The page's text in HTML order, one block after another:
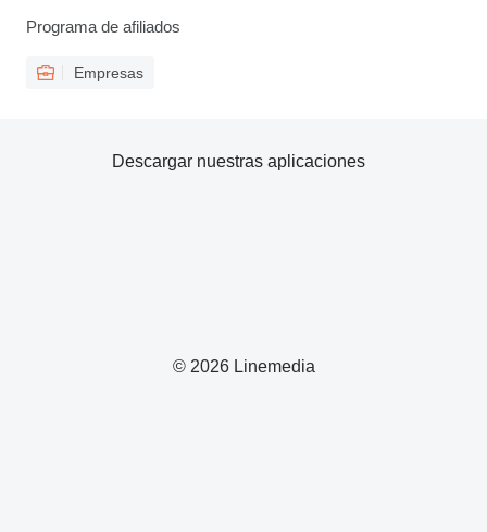
Programa de afiliados
Empresas
© 2026 Linemedia
Descargar nuestras aplicaciones